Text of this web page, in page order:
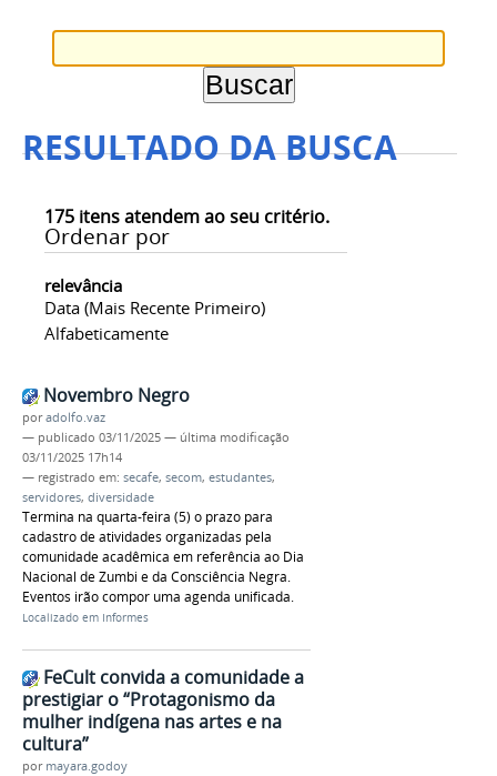
RESULTADO DA BUSCA
175 itens atendem ao seu critério.
Ordenar por
relevância
Data (mais Recente Primeiro)
Alfabeticamente
Novembro Negro
poradolfo.vaz
— publicado 03/11/2025 — última modificação
03/11/2025 17h14
— registrado em: secafe, secom, estudantes,
servidores, diversidade
Termina na quarta-feira (5) o prazo para
cadastro de atividades organizadas pela
comunidade acadêmica em referência ao Dia
Nacional de Zumbi e da Consciência Negra.
Eventos irão compor uma agenda unificada.
Localizado em Informes
FeCult convida a comunidade a
prestigiar o “Protagonismo da
mulher indígena nas artes e na
cultura”
por mayara.godoy